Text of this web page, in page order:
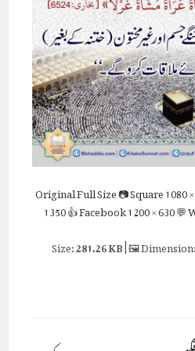
Full Size📷 Square1080
1350👍 Facebook1200 × 630💬
281.26 KB| 🖼 Dimension: